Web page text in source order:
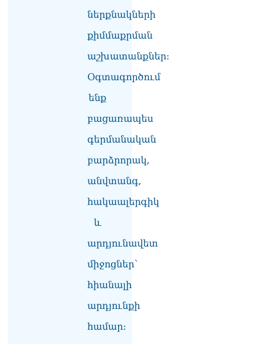
ներքնակների
քիմմաքրման
աշխատանքներ:
Օգտագործում
ենք
բացառապես
գերմանական
բարձրորակ,
անվտանգ,
հակաալերգիկ
և
արդյունավետ
միջոցներ՝
հիանալի
արդյունքի
համար։
Եկեղեցիների
խորհուրդը խորապես
մտահոգված է Հայ
առաքելական եկեղեցու
շուրջ ստեղծված
«Հրապարակ». Հայկ
աշխատավարձ ստացող
պաշտոնյաների կանայք էլ
կան
Ի՞նչն է պակասում
է կարիերայի գլխավոր
երազանքի մասին